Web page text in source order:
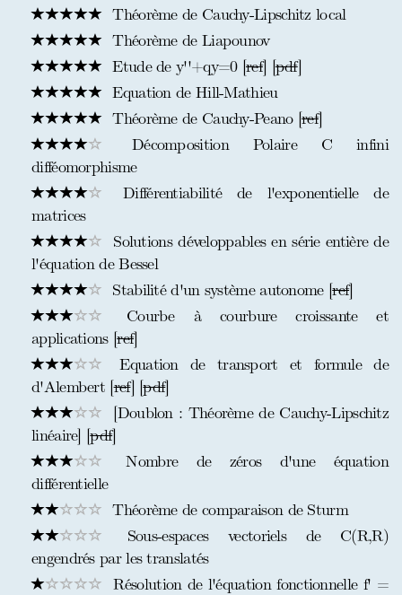
Théorème de Cauchy-Lipschitz local
Théorème de Liapounov
Etude de y''+qy=0 [ref] [pdf]
Equation de Hill-Mathieu
Théorème de Cauchy-Peano [ref]
Décomposition Polaire C infini
difféomorphisme
Différentiabilité de l'exponentielle de
matrices
Solutions développables en série entière de
l'équation de Bessel
Stabilité d'un système autonome [ref]
Courbe à courbure croissante et
applications [ref]
Equation de transport et formule de
d'Alembert [ref] [pdf]
[Doublon : Théorème de Cauchy-Lipschitz
linéaire] [pdf]
Nombre de zéros d'une équation
différentielle
Théorème de comparaison de Sturm
Sous-espaces vectoriels de C(R,R)
engendrés par les translatés
Résolution de l'équation fonctionnelle f' =